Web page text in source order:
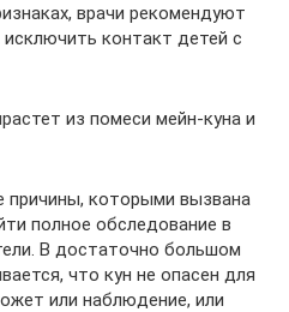
врачи рекомендуют
контакт детей с
из помеси мейн-куна и
которыми вызвана
полное обследование в
В достаточно большом
что кун не опасен для
или наблюдение, или